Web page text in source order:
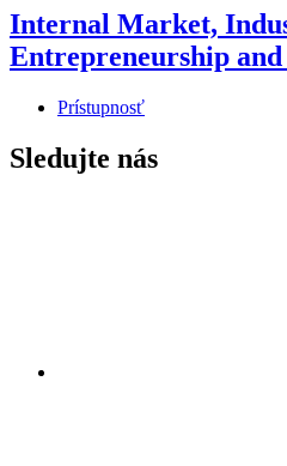
Internal Market,
Entrepreneurship and
Prístupnosť
Sledujte nás